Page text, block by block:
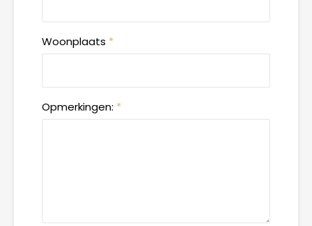
Woonplaats *
Opmerkingen: *